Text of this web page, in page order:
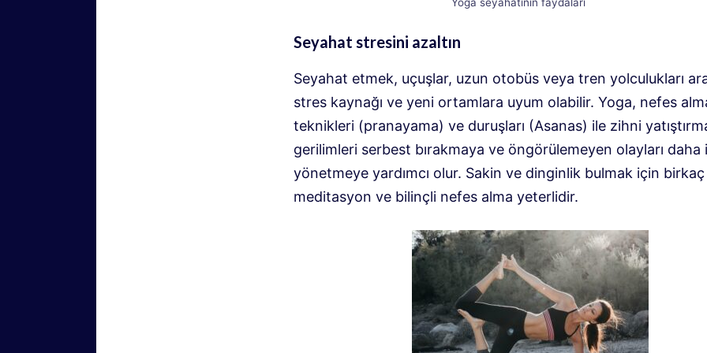
Yoga seyahatinin faydaları
Seyahat stresini azaltın
Seyahat etmek, uçuşlar, uzun otobüs veya tren yolculukları
stres kaynağı ve yeni ortamlara uyum olabilir. Yoga, nefes
teknikleri (pranayama) ve duruşları (Asanas) ile zihni
gerilimleri serbest bırakmaya ve öngörülemeyen olayları daha
yönetmeye yardımcı olur. Sakin ve dinginlik bulmak için birkaç
meditasyon ve bilinçli nefes alma yeterlidir.